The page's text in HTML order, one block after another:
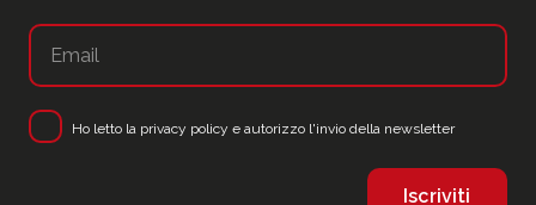
Ho letto la privacy policy e autorizzo l'invio della newsletter